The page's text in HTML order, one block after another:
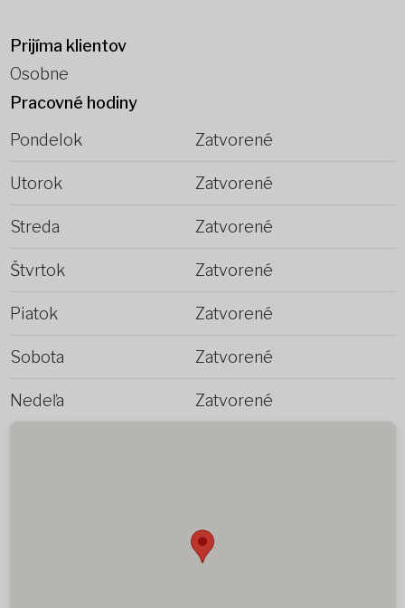
Prijíma klientov
Osobne
Pracovné hodiny
Pondelok
Zatvorené
Utorok Zatvorené
Streda Zatvorené
Štvrtok Zatvorené
Piatok Zatvorené
Sobota Zatvorené
Nedeľa Zatvorené